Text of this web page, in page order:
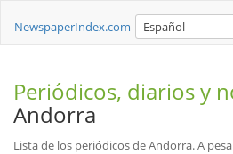
NewspaperIndex.com Español
Periódicos, diarios y
Andorra
Lista de los periódicos de Andorra. A